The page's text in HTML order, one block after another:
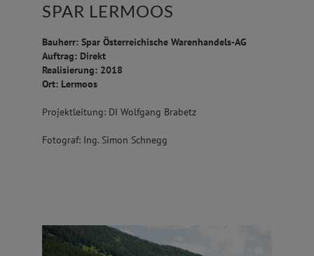
SPAR LERMOOS
Bauherr: Spar Österreichische Warenhandels-AG
Auftrag: Direkt
Realisierung: 2018
Ort: Lermoos
Projektleitung: DI Wolfgang Brabetz
Fotograf: Ing. Simon Schnegg